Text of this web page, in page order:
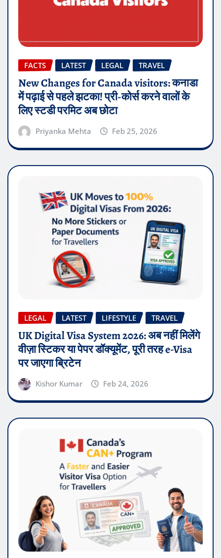
FACTS LATEST LEGAL TRAVEL
New Changes for Canada visitors: कनाडा
में पढ़ाई से पहले झटका! प्री-कोर्स करने वालों के
लिए स्टडी परमिट अब छोटा
Priyanka Mehta Feb 25, 2026
LEGAL LATEST LIFESTYLE TRAVEL
UK Digital Visa System 2026: अब नहीं मिलेंगे
वीज़ा स्टिकर या पेपर डॉक्यूमेंट, पूरी तरह e-Visa
पर जाएगा ब्रिटेन
Kishor Kumar Feb 24, 2026